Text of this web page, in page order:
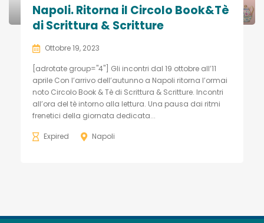
Napoli. Ritorna il Circolo Book&Tè
di Scrittura & Scritture
Ottobre 19, 2023
[adrotate group="4"] Gli incontri dal 19 ottobre all’11
aprile Con l’arrivo dell’autunno a Napoli ritorna l’ormai
noto Circolo Book & Tè di Scrittura & Scritture. Incontri
all’ora del tè intorno alla lettura. Una pausa dai ritmi
frenetici della giornata dedicata...
Expired Napoli